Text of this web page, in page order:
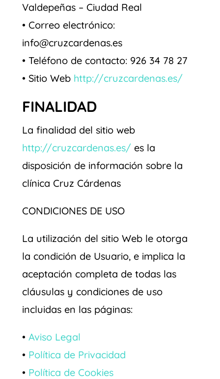
Valdepeñas – Ciudad Real
• Correo electrónico:
info@cruzcardenas.es
• Teléfono de contacto: 926 34 78 27
• Sitio Web http://cruzcardenas.es/
FINALIDAD
La finalidad del sitio web
http://cruzcardenas.es/es la
disposición de información sobre la
clínica Cruz Cárdenas
CONDICIONES DE USO
La utilización del sitio Web le otorga
la condición de Usuario, e implica la
aceptación completa de todas las
cláusulas y condiciones de uso
incluidas en las páginas:
• Aviso Legal
• Política de Privacidad
• Política de Cookies